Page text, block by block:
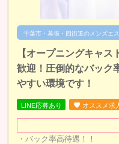
千葉市・幕張・四街道のメンズエ
【オープニングキャ
歓迎！圧倒的なバック
やすい環境です！
LINE応募あり オススメ求
・バック率高待遇！！